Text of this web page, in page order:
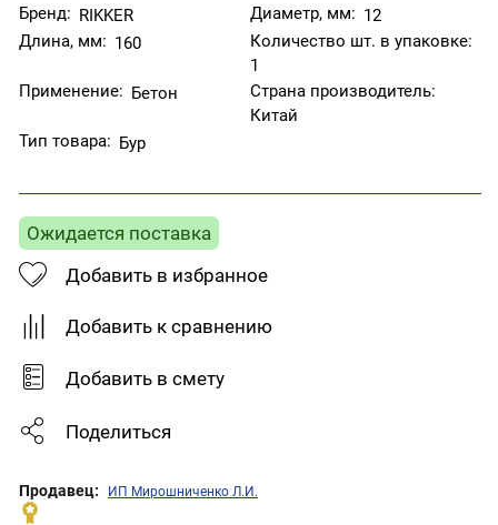
Бренд: RIKKER Диаметр, мм: 12
Длина, мм: 160
Количество шт. в упаковке:
1
Применение: Бетон
Страна производитель:
Китай
Тип товара: Бур
Ожидается поставка
Добавить в избранное
Добавить к сравнению
Добавить в смету
Поделиться
Продавец: ИП Мирошниченко Л.И.